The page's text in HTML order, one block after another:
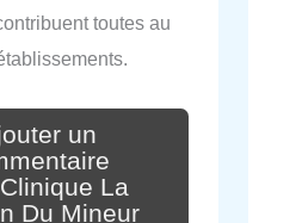
toutes au
un
La
Du Mineur